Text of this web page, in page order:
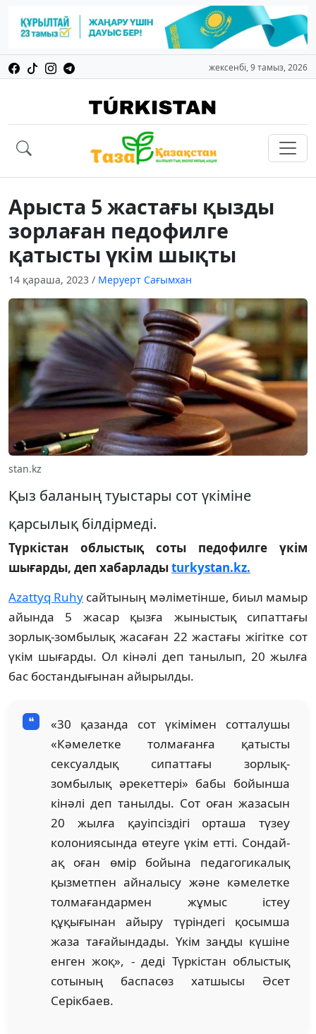
жексенбі, 9 тамыз, 2026
Арыста 5 жастағы қызды
зорлаған педофилге
қатысты үкім шықты
14 қараша, 2023 / Меруерт Сағымхан
stan.kz
Қыз баланың туыстары сот үкіміне
қарсылық білдірмеді.
Түркістан облыстық соты педофилге үкім
шығарды, деп хабарладыturkystan.kz.
Azattyq Ruhy сайтының мәліметінше, биыл мамыр
айында 5 жасар қызға жыныстық сипаттағы
зорлық-зомбылық жасаған 22 жастағы жігітке сот
үкім шығарды. Ол кінәлі деп танылып, 20 жылға
бас бостандығынан айырылды.
«30 қазанда сот үкімімен сотталушы
«Кәмелетке толмағанға қатысты
сексуалдық сипаттағы зорлық-
зомбылық әрекеттері» бабы бойынша
кінәлі деп танылды. Сот оған жазасын
20 жылға қауіпсіздігі орташа түзеу
колониясында өтеуге үкім етті. Сондай-
ақ оған өмір бойына педагогикалық
қызметпен айналысу және кәмелетке
толмағандармен жұмыс істеу
құқығынан айыру түріндегі қосымша
жаза тағайындады. Үкім заңды күшіне
енген жоқ», - деді Түркістан облыстық
сотының баспасөз хатшысы Әсет
Серікбаев.